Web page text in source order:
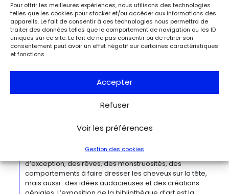
Pour offrir les meilleures expériences, nous utilisons des technologies
telles que les cookies pour stocker et/ou accéder aux informations des
appareils. Le fait de consentir à ces technologies nous permettra de
traiter des données telles que le comportement de navigation ou les ID
uniques sur ce site. Le fait de ne pas consentir ou de retirer son
consentement peut avoir un effet négatif sur certaines caractéristiques
et fonctions.
Accepter
Refuser
Voir les préférences
Gestion des cookies
« Georgia O’Keeffe. Architecture » est une exposition
novatrice qui présente environ 35 peintures architecturales
réalisées entre les années 1920 et 1960. Pionnière de l’art
moderne, O’Keeffe a célébré la beauté et la complexité
des environnements bâtis qu’elle a habités à travers ces
œuvres remarquables. Tout au long de sa longue carrière,
Du 27.11.2026 au 04.04.2027
Bizarre ! L’histoire de l’art du mot le
Kulturforum
Depuis la Renaissance, « bizarre » est le terme ultime pour
question l’ordre du monde. Des états psychiques
d’exception, des rêves, des monstruosités, des
comportements à faire dresser les cheveux sur la tête,
mais aussi : des idées audacieuses et des créations